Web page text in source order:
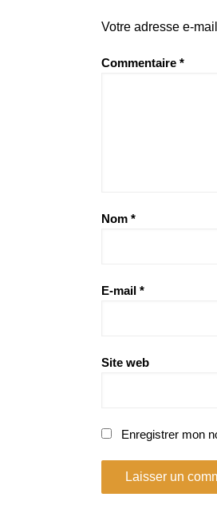
Votre adresse e-
Commentaire *
Nom *
E-mail *
Site web
Enregistrer mon